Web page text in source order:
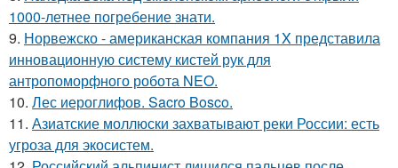
1000-летнее погребение знати.
9. Норвежско - американская компания 1X представила
инновационную систему кистей рук для
антропоморфного робота NEO.
10. Лес иероглифов. Sacro Bosco.
11. Азиатские моллюски захватывают реки России: есть
угроза для экосистем.